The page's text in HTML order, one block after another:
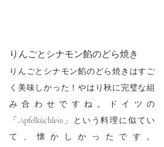
りんごとシナモン餡のどら焼き
りんごとシナモン餡のどら焼きはすご
く美味しかった！やはり秋に完璧な組
み合わせですね。ドイツの
「Apfelküchlein」という料理に似てい
て、懐かしかったです。